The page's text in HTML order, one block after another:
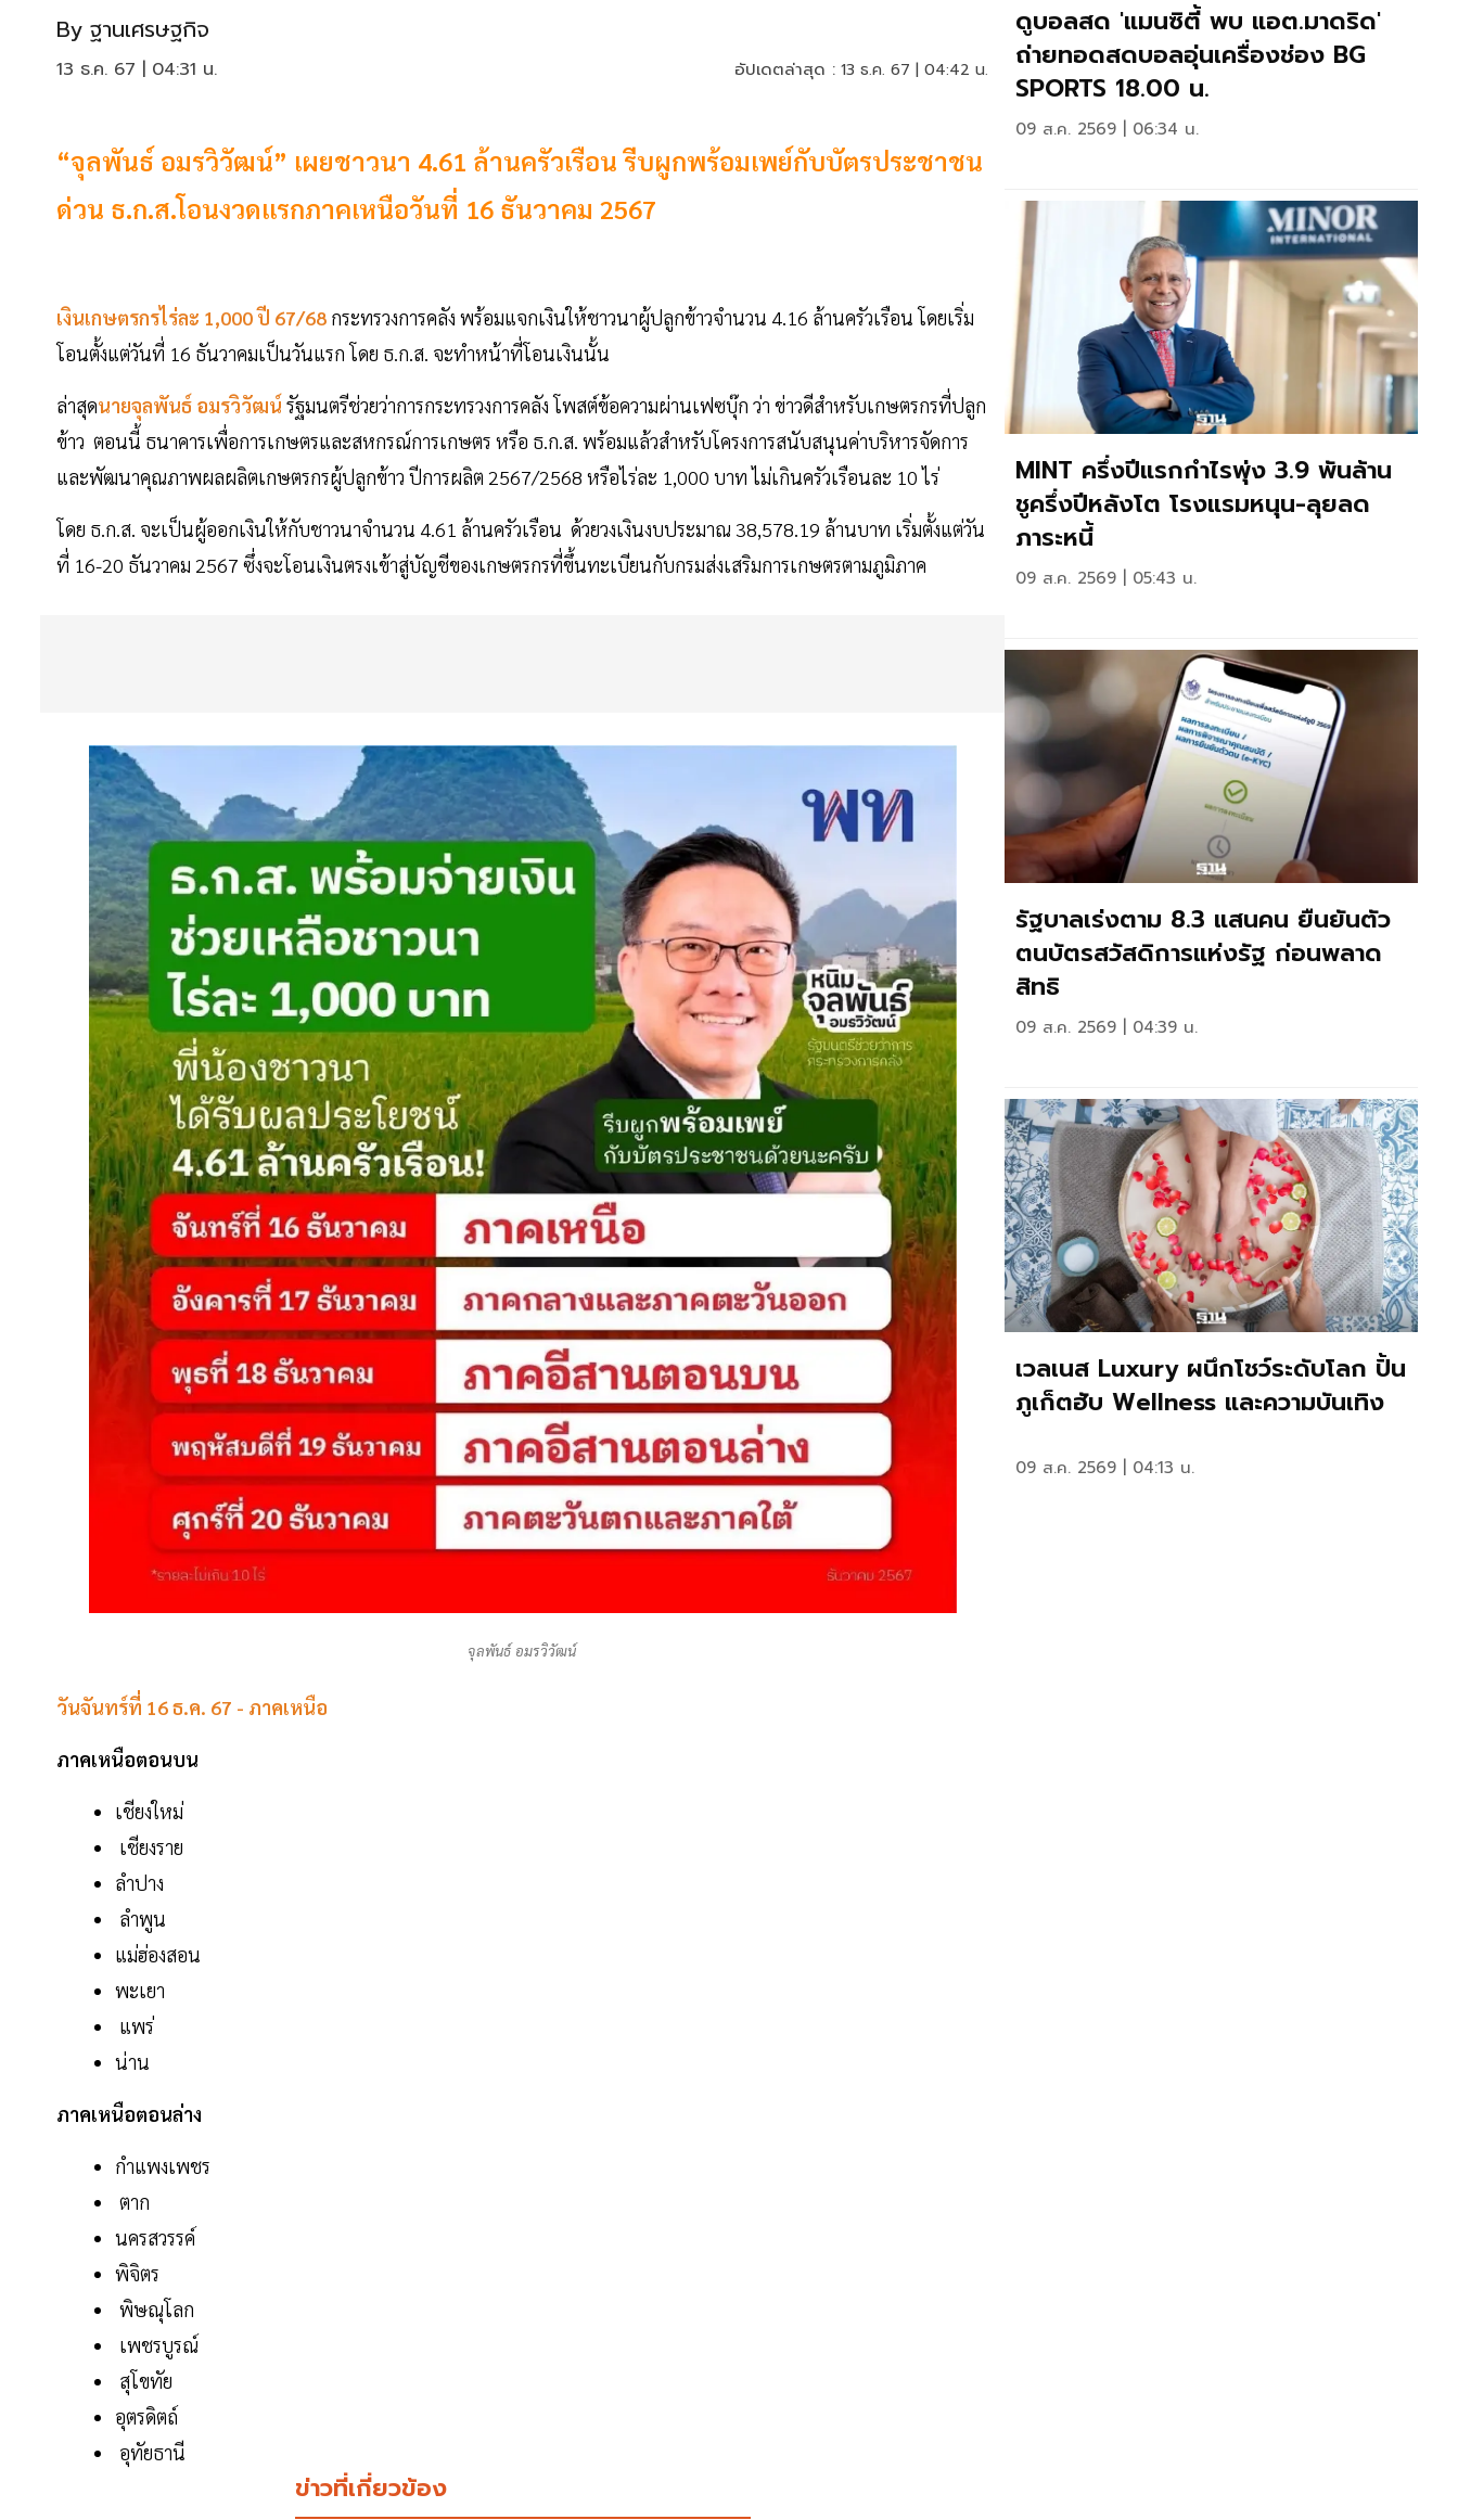
By ฐานเศรษฐกิจ
13 ธ.ค. 67 | 04:31 น. อัปเดตล่าสุด : 13 ธ.ค. 67 | 04:42 น.
“จุลพันธ์ อมรวิวัฒน์” เผยชาวนา 4.61 ล้านครัวเรือน รีบผูกพร้อมเพย์กับบัตรประชาชน
ด่วน ธ.ก.ส.โอนงวดแรกภาคเหนือวันที่ 16 ธันวาคม 2567
เงินเกษตรกรไร่ละ 1,000 ปี 67/68 กระทรวงการคลัง พร้อมแจกเงินให้ชาวนาผู้ปลูกข้าวจำนวน 4.16 ล้านครัวเรือน โดยเริ่ม
โอนตั้งแต่วันที่ 16 ธันวาคมเป็นวันแรก โดย ธ.ก.ส. จะทำหน้าที่โอนเงินนั้น
ล่าสุดนายจุลพันธ์ อมรวิวัฒน์ รัฐมนตรีช่วยว่าการกระทรวงการคลัง โพสต์ข้อความผ่านเฟซบุ๊ก ว่า ข่าวดีสำหรับเกษตรกรที่ปลูก
ข้าว ตอนนี้ ธนาคารเพื่อการเกษตรและสหกรณ์การเกษตร หรือ ธ.ก.ส. พร้อมแล้วสำหรับโครงการสนับสนุนค่าบริหารจัดการ
และพัฒนาคุณภาพผลผลิตเกษตรกรผู้ปลูกข้าว ปีการผลิต 2567/2568 หรือไร่ละ 1,000 บาท ไม่เกินครัวเรือนละ 10 ไร่
โดย ธ.ก.ส. จะเป็นผู้ออกเงินให้กับชาวนาจำนวน 4.61 ล้านครัวเรือน ด้วยวงเงินงบประมาณ 38,578.19 ล้านบาท เริ่มตั้งแต่วัน
ที่ 16-20 ธันวาคม 2567 ซึ่งจะโอนเงินตรงเข้าสู่บัญชีของเกษตรกรที่ขึ้นทะเบียนกับกรมส่งเสริมการเกษตรตามภูมิภาค
จุลพันธ์ อมรวิวัฒน์
วันจันทร์ที่ 16 ธ.ค. 67 - ภาคเหนือ
ภาคเหนือตอนบน
เชียงใหม่
เชียงราย
ลำปาง
ลำพูน
แม่ฮ่องสอน
พะเยา
แพร่
น่าน
ภาคเหนือตอนล่าง
กำแพงเพชร
ตาก
นครสวรรค์
พิจิตร
พิษณุโลก
เพชรบูรณ์
สุโขทัย
อุตรดิตถ์
อุทัยธานี
ข่าวที่เกี่ยวข้อง
ดูบอลสด 'แมนซิตี้ พบ แอต.มาดริด'
ถ่ายทอดสดบอลอุ่นเครื่องช่อง BG
SPORTS 18.00 น.
09 ส.ค. 2569 | 06:34 น.
MINT ครึ่งปีแรกกำไรพุ่ง 3.9 พันล้าน
ชูครึ่งปีหลังโต โรงแรมหนุน-ลุยลด
ภาระหนี้
09 ส.ค. 2569 | 05:43 น.
รัฐบาลเร่งตาม 8.3 แสนคน ยืนยันตัว
ตนบัตรสวัสดิการแห่งรัฐ ก่อนพลาด
สิทธิ
09 ส.ค. 2569 | 04:39 น.
เวลเนส Luxury ผนึกโชว์ระดับโลก ปั้น
ภูเก็ตฮับ Wellness และความบันเทิง
09 ส.ค. 2569 | 04:13 น.